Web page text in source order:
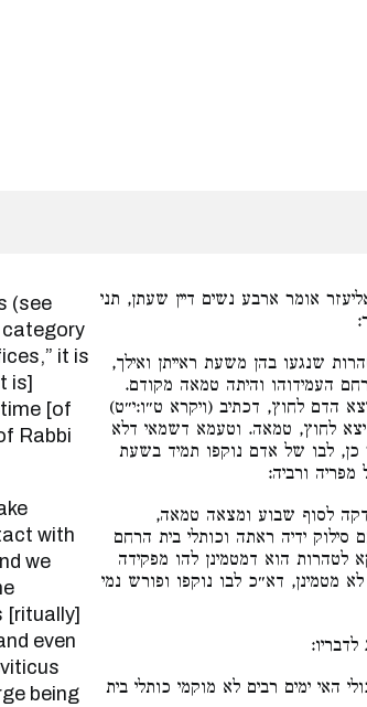
category
it is
is]
[of
Rabbi
with
we
[ritually]
even
being
אומר ארבע נשים דיין שעתן, תני
שנגעו בהן משעת ראייתן ואילך,
העמידוהו והיתה טמאה מקודם.
הדם לחוץ, דכתיב (ויקרא ט״ו:י״ט)
לחוץ, טמאה. וטעמא דשמאי דלא
לבו של אדם נוקפו תמיד בשעת
ורביה:
לסוף שבוע ומצאה טמאה,
ידיה ראתה וכותלי בית הרחם
לטהרות הוא דמטמינן להו מפקידה
מטמינן, דא״כ לבו נוקפו ופורש נמי
האי ימים רבים לא מוקמי כותלי בית